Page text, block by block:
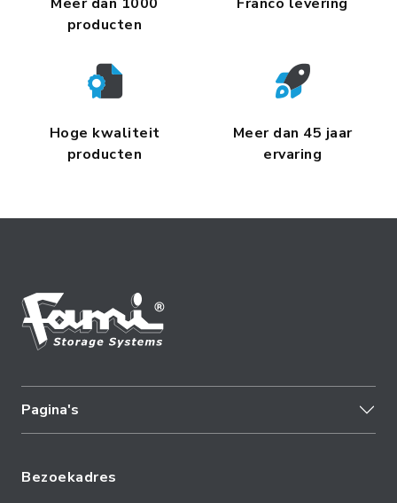
producten
Hoge kwaliteit
producten
Meer dan 45 jaar
ervaring
Pagina's
Bezoekadres